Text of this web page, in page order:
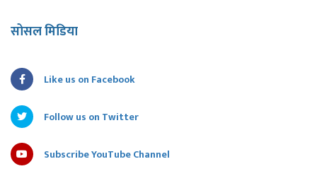
सोसल मिडिया
Like us on Facebook
Follow us on Twitter
Subscribe YouTube Channel